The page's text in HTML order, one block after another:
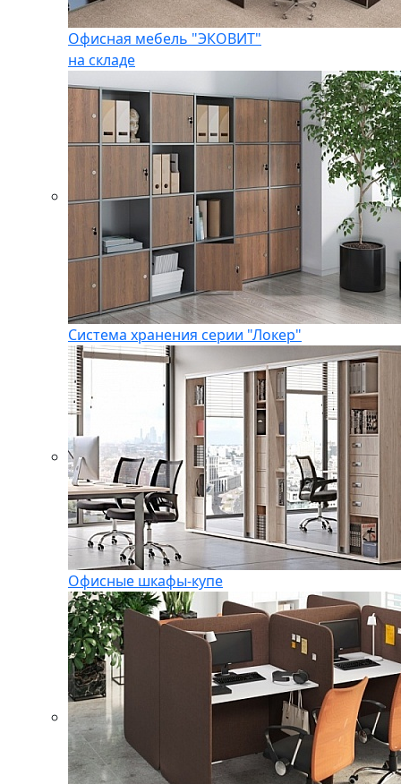
Офисная мебель "ЭКОВИТ"
на складе
Система хранения серии "Локер"
Офисные шкафы-купе